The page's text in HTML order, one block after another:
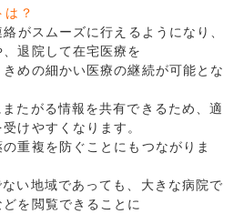
は？
がスムーズに行えるようになり、
退院して在宅医療を
の細かい医療の継続が可能とな
がる情報を共有できるため、適
けやすくなります。
複を防ぐことにもつながりま
地域であっても、大きな病院で
を閲覧できることに